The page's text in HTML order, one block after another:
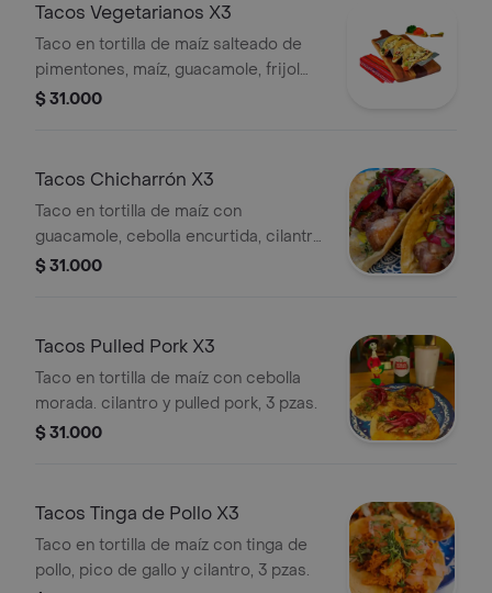
Tacos Vegetarianos X3
Taco en tortilla de maíz salteado de
pimentones, maíz, guacamole, frijol
refrito, cebolla encurtida y cilantro, 3
$ 31.000
Tacos Chicharrón X3
Taco en tortilla de maíz con
guacamole, cebolla encurtida, cilantro
y chicharrón, 3 pzas.
$ 31.000
Tacos Pulled Pork X3
Taco en tortilla de maíz con cebolla
morada. cilantro y pulled pork, 3 pzas.
$ 31.000
Tacos Tinga de Pollo X3
Taco en tortilla de maíz con tinga de
pollo, pico de gallo y cilantro, 3 pzas.